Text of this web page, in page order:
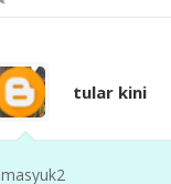
tular kini
masyuk2